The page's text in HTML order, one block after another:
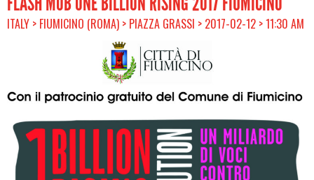
ITALY > FIUMICINO (ROMA) > PIAZZA GRASSI > 2017-02-12 > 11:30 AM